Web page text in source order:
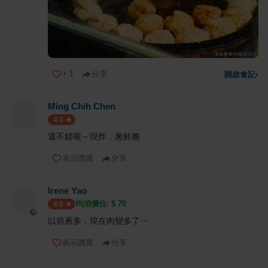
+ 1 分享 開啟食記›
Ming Chih Chen
4.0
還不錯喔～現炸，蔥鮮脆
表示讚賞 分享
Irene Yao
4.0 均消價位: $ 70
以前蔥多，現在肉變多了⋯
表示讚賞 分享